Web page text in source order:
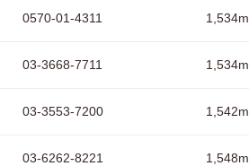
0570-01-4311 1,534m
03-3668-7711 1,534m
03-3553-7200 1,542m
03-6262-8221 1,548m